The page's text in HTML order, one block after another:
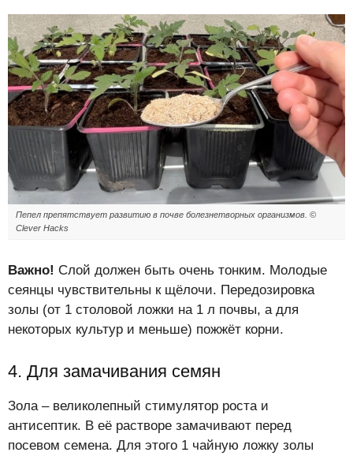
Пепел препятствует развитию в почве болезнетворных организмов. ©
Clever Hacks
Важно! Слой должен быть очень тонким. Молодые
сеянцы чувствительны к щёлочи. Передозировка
золы (от 1 столовой ложки на 1 л почвы, а для
некоторых культур и меньше) пожжёт корни.
4. Для замачивания семян
Зола – великолепный стимулятор роста и
антисептик. В её растворе замачивают перед
посевом семена. Для этого 1 чайную ложку золы